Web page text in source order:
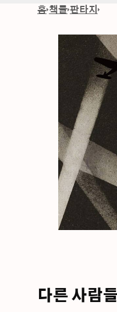
홈 책들 판타지
다른 사람